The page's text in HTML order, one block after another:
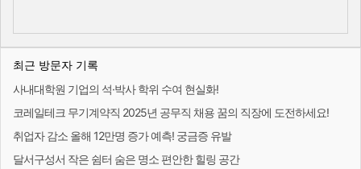
최근 방문자 기록
사내대학원 기업의 석·박사 학위 수여 현실화!
코레일테크 무기계약직 2025년 공무직 채용 꿈의 직장에 도전하세요!
취업자 감소 올해 12만명 증가 예측! 궁금증 유발
달서구성서 작은 쉼터 숨은 명소 편안한 힐링 공간